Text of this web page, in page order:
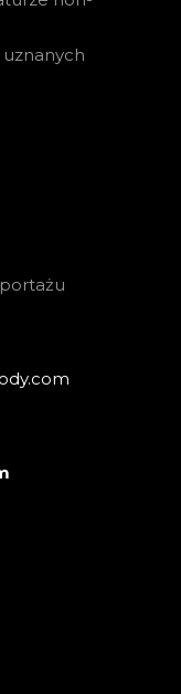
uznanych